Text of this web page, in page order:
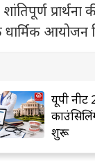
धार्मिक
चंदौली के
की
कैसे पहुंचे
तक